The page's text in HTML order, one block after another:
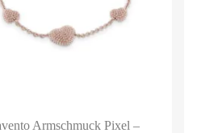
Armschmuck Pixel –